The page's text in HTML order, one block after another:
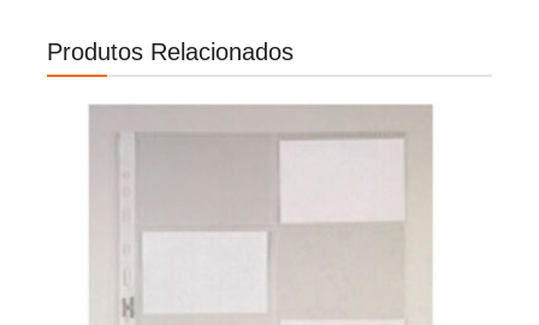
Produtos Relacionados